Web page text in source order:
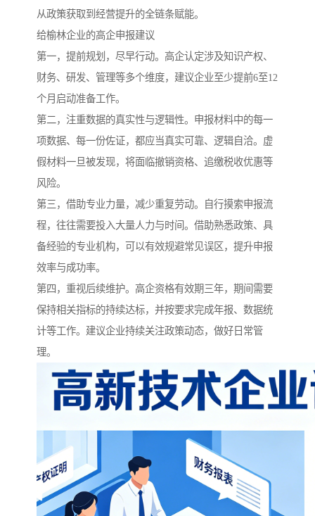
从政策获取到经营提升的全链条赋能。
给榆林企业的高企申报建议
第一，提前规划，尽早行动。高企认定涉及知识产权、
财务、研发、管理等多个维度，建议企业至少提前6至12
个月启动准备工作。
第二，注重数据的真实性与逻辑性。申报材料中的每一
项数据、每一份佐证，都应当真实可靠、逻辑自洽。虚
假材料一旦被发现，将面临撤销资格、追缴税收优惠等
风险。
第三，借助专业力量，减少重复劳动。自行摸索申报流
程，往往需要投入大量人力与时间。借助熟悉政策、具
备经验的专业机构，可以有效规避常见误区，提升申报
效率与成功率。
第四，重视后续维护。高企资格有效期三年，期间需要
保持相关指标的持续达标，并按要求完成年报、数据统
计等工作。建议企业持续关注政策动态，做好日常管
理。